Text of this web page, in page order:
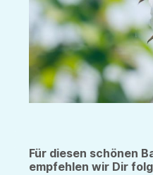
Für diesen schönen
empfehlen wir Dir